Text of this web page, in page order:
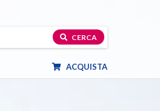
CERCA
ACQUISTA